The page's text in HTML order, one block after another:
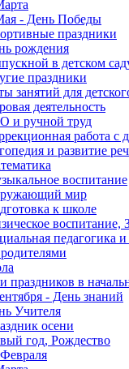
- День Победы
праздники
рождения
в детском
праздники
занятий для
деятельность
и ручной труд
работа с
и развитие
воспитание
мир
к школе
педагогика
праздников в
- День знаний
Учителя
осени
год, Рождество